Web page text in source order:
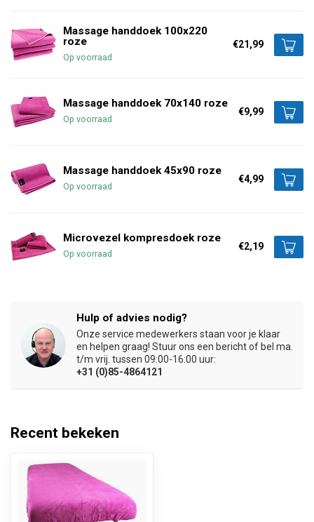
Massage handdoek 100x220
roze
Op voorraad
€21,99
Massage handdoek 70x140 roze
Op voorraad
€9,99
Massage handdoek 45x90 roze
Op voorraad
€4,99
Microvezel kompresdoek roze
Op voorraad
€2,19
Hulp of advies nodig?
Onze service medewerkers staan voor je klaar
en helpen graag! Stuur ons een bericht of bel ma.
t/m vrij. tussen 09:00-16:00 uur:
+31 (0)85-4864121
Recent bekeken